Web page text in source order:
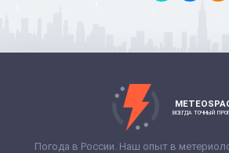
ВСЕГДА ТОЧНЫЙ
Погода в России. Наш опыт в